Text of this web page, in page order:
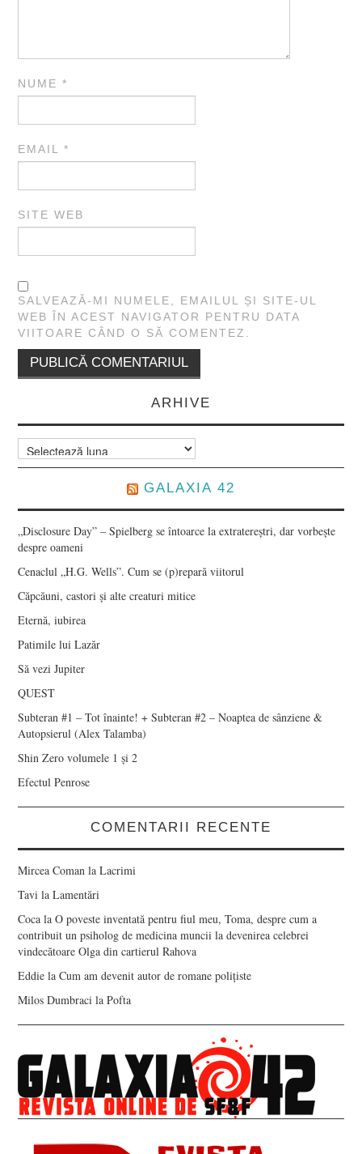
NUME*
EMAIL*
SITE WEB
SALVEAZĂ-MI NUMELE, EMAILUL ȘI SITE-UL
WEB ÎN ACEST NAVIGATOR PENTRU DATA
VIITOARE CÂND O SĂ COMENTEZ.
ARHIVE
Arhive
GALAXIA 42
„Disclosure Day” – Spielberg se întoarce la extratereștri, dar vorbește
despre oameni
Cenaclul „H.G. Wells”. Cum se (p)repară viitorul
Căpcăuni, castori și alte creaturi mitice
Eternă, iubirea
Patimile lui Lazăr
Să vezi Jupiter
QUEST
Subteran #1 – Tot înainte! + Subteran #2 – Noaptea de sânziene &
Autopsierul (Alex Talamba)
Shin Zero volumele 1 și 2
Efectul Penrose
COMENTARII RECENTE
Mircea Coman laLacrimi
Tavi laLamentări
Coca laO poveste inventată pentru fiul meu, Toma, despre cum a
contribuit un psiholog de medicina muncii la devenirea celebrei
vindecătoare Olga din cartierul Rahova
Eddie laCum am devenit autor de romane polițiste
Milos Dumbraci laPofta